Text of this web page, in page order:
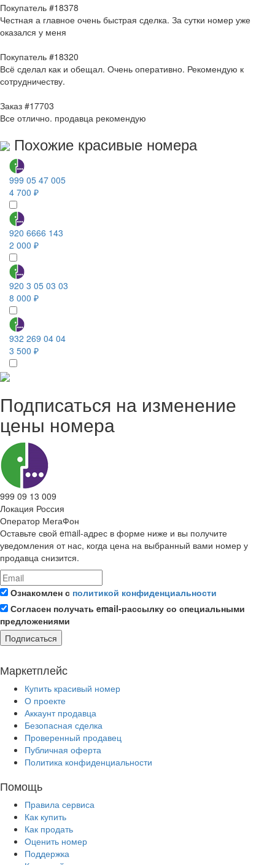
Покупатель #18378
Честная а главное очень быстрая сделка. За сутки номер уже
оказался у меня
Покупатель #18320
Всё сделал как и обещал. Очень оперативно. Рекомендую к
сотрудничеству.
Заказ #17703
Все отлично. продавца рекомендую
Похожие красивые номера
999 05 47 005
4 700 ₽
920 6666 143
2 000 ₽
920 3 05 03 03
8 000 ₽
932 269 04 04
3 500 ₽
Подписаться на изменение
цены номера
999 09 13 009
Локация Россия
Оператор МегаФон
Оставьте свой email-адрес в форме ниже и вы получите
уведомления от нас, когда цена на выбранный вами номер у
продавца снизится.
Ознакомлен с политикой конфиденциальности
Согласен получать email-рассылку со специальными
предложениями
Подписаться
Маркетплейс
Купить красивый номер
О проекте
Аккаунт продавца
Безопасная сделка
Проверенный продавец
Публичная оферта
Политика конфиденциальности
Помощь
Правила сервиса
Как купить
Как продать
Оценить номер
Поддержка